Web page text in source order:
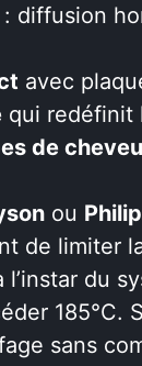
: diffusion
avec
qui redéfinit
de
ou
de limiter
du
sans